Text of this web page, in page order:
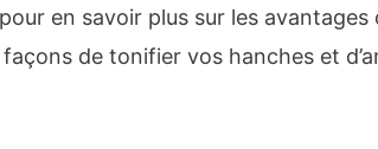
en savoir plus sur les avantages
de tonifier vos hanches et